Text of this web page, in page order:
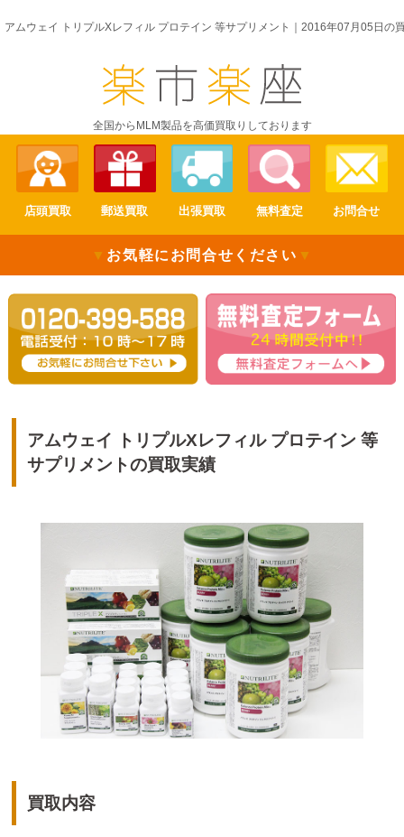
アムウェイ トリプルXレフィル プロテイン 等サプリメント｜2016年07月05日の
全国からMLM製品を高価買取りしております
店頭買取 郵送買取 出張買取 無料査定 お問合せ
▼ お気軽にお問合せください ▼
アムウェイ トリプルXレフィル プロテイン 等
サプリメントの買取実績
買取内容